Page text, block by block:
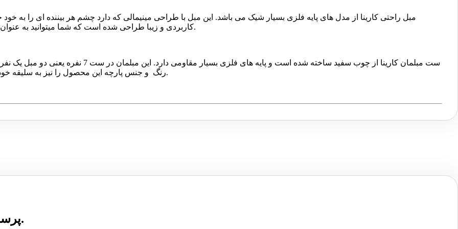
مبل راحتی کارینا از مدل های پایه فلزی بسیار شیک می باشد. این مبل با طراحی مینیمالی که دارد چشم هر بیننده ای را به
کاربردی و زیبا طراحی شده است که شما میتوانید به عنوان عسلی و یا جایگاه وسایل جانبی مورد نظرتان از آن استفادده کنید.
ست مبلمان کارینا از چوب سفید ساخته شده است و
رنگ و جنس پارچه این محصول را نیز به سلیقه خودتان انتخاب کنید تا محصولی دقیقا مطابق با نیاز خود داشته باشید.
پرسشی درباره این محصول ارسال نشده است.